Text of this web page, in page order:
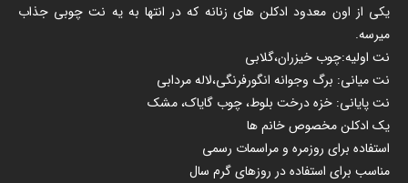
یکی از اون معدود ادکلن های زنانه که در انتها به یه نت چوبی جذاب
میرسه.
نت اولیه:چوب خیزران،گلابی
نت میانی: برگ وجوانه انگورفرنگی،لاله مردابی
نت پایانی: خزه درخت بلوط، چوب گایاک، مشک
یک ادکلن مخصوص خانم ها
استفاده برای روزمره و مراسمات رسمی
مناسب برای استفاده در روزهای گرم سال